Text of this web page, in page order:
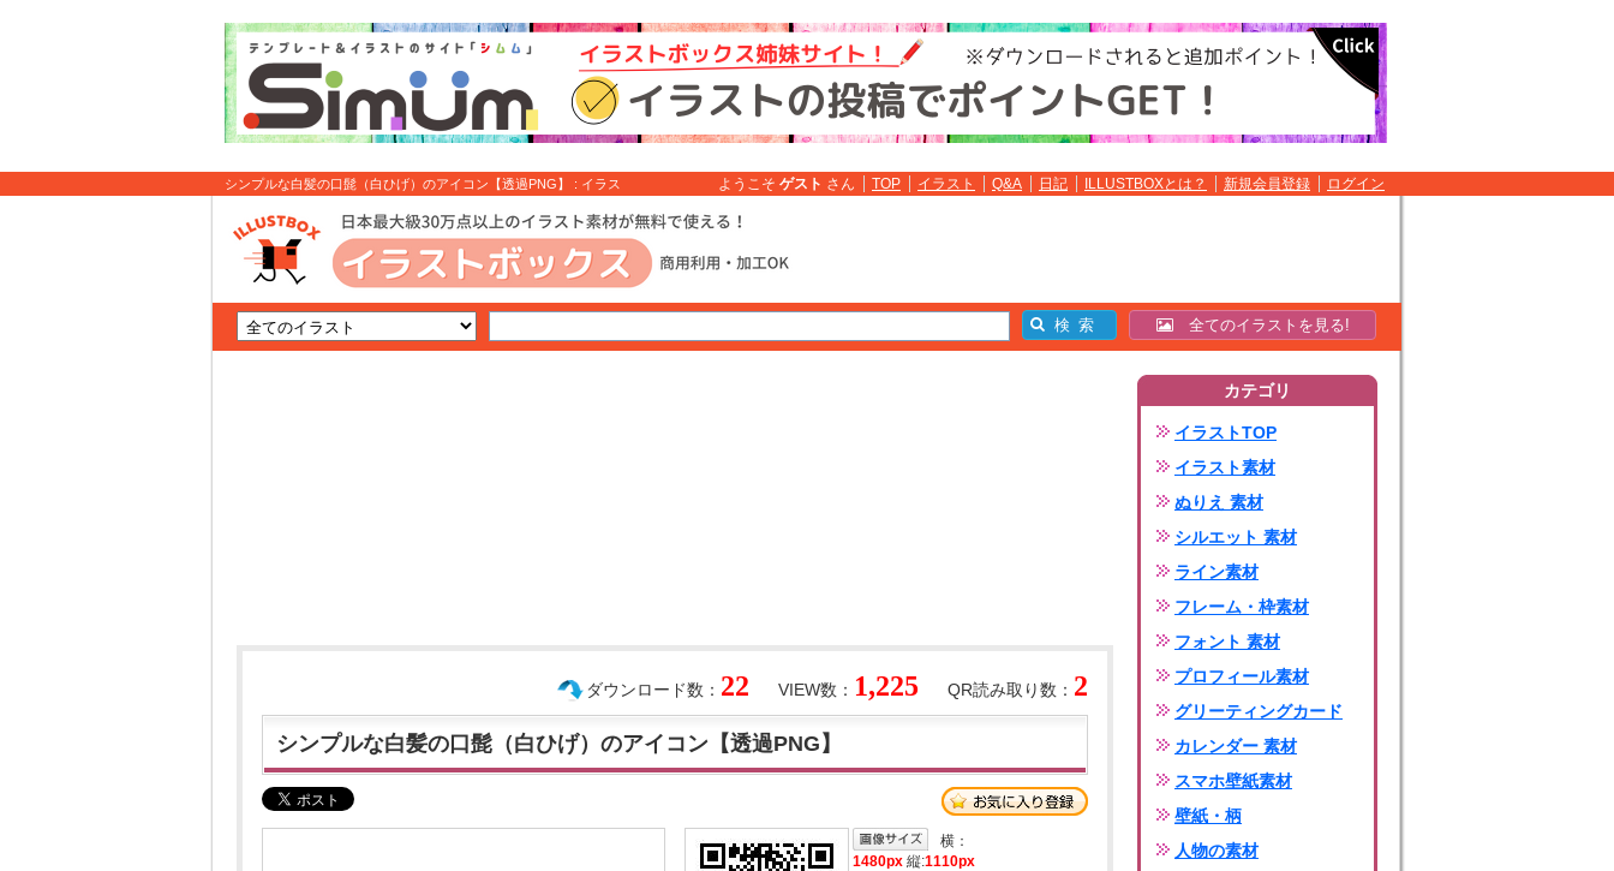
シンプルな白髪の口髭（白ひげ）のアイコン【透過PNG】 : イラス
ようこそ ゲスト さん TOP イラスト Q&A 日記 ILLUSTBOXとは？ 新規会員登録 ログイン
全てのイラストを見る!
QR読み取り数： 2
VIEW数： 1,225
ダウンロード数： 22
シンプルな白髪の口髭（白ひげ）のアイコン【透過PNG】
横：
1480px 縦:1110px
カテゴリ
イラストTOP
イラスト素材
ぬりえ 素材
シルエット 素材
ライン素材
フレーム・枠素材
フォント 素材
プロフィール素材
グリーティングカード
カレンダー 素材
スマホ壁紙素材
壁紙・柄
人物の素材